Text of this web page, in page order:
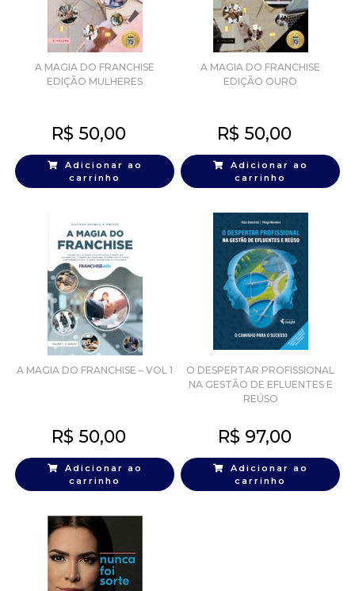
A MAGIA DO FRANCHISE
EDIÇÃO MULHERES
R$ 50,00
Adicionar ao
carrinho
A MAGIA DO FRANCHISE
EDIÇÃO OURO
R$ 50,00
Adicionar ao
carrinho
A MAGIA DO FRANCHISE – VOL 1
R$ 50,00
Adicionar ao
carrinho
O DESPERTAR PROFISSIONAL
NA GESTÃO DE EFLUENTES E
REÚSO
R$97,00
Adicionar ao
carrinho